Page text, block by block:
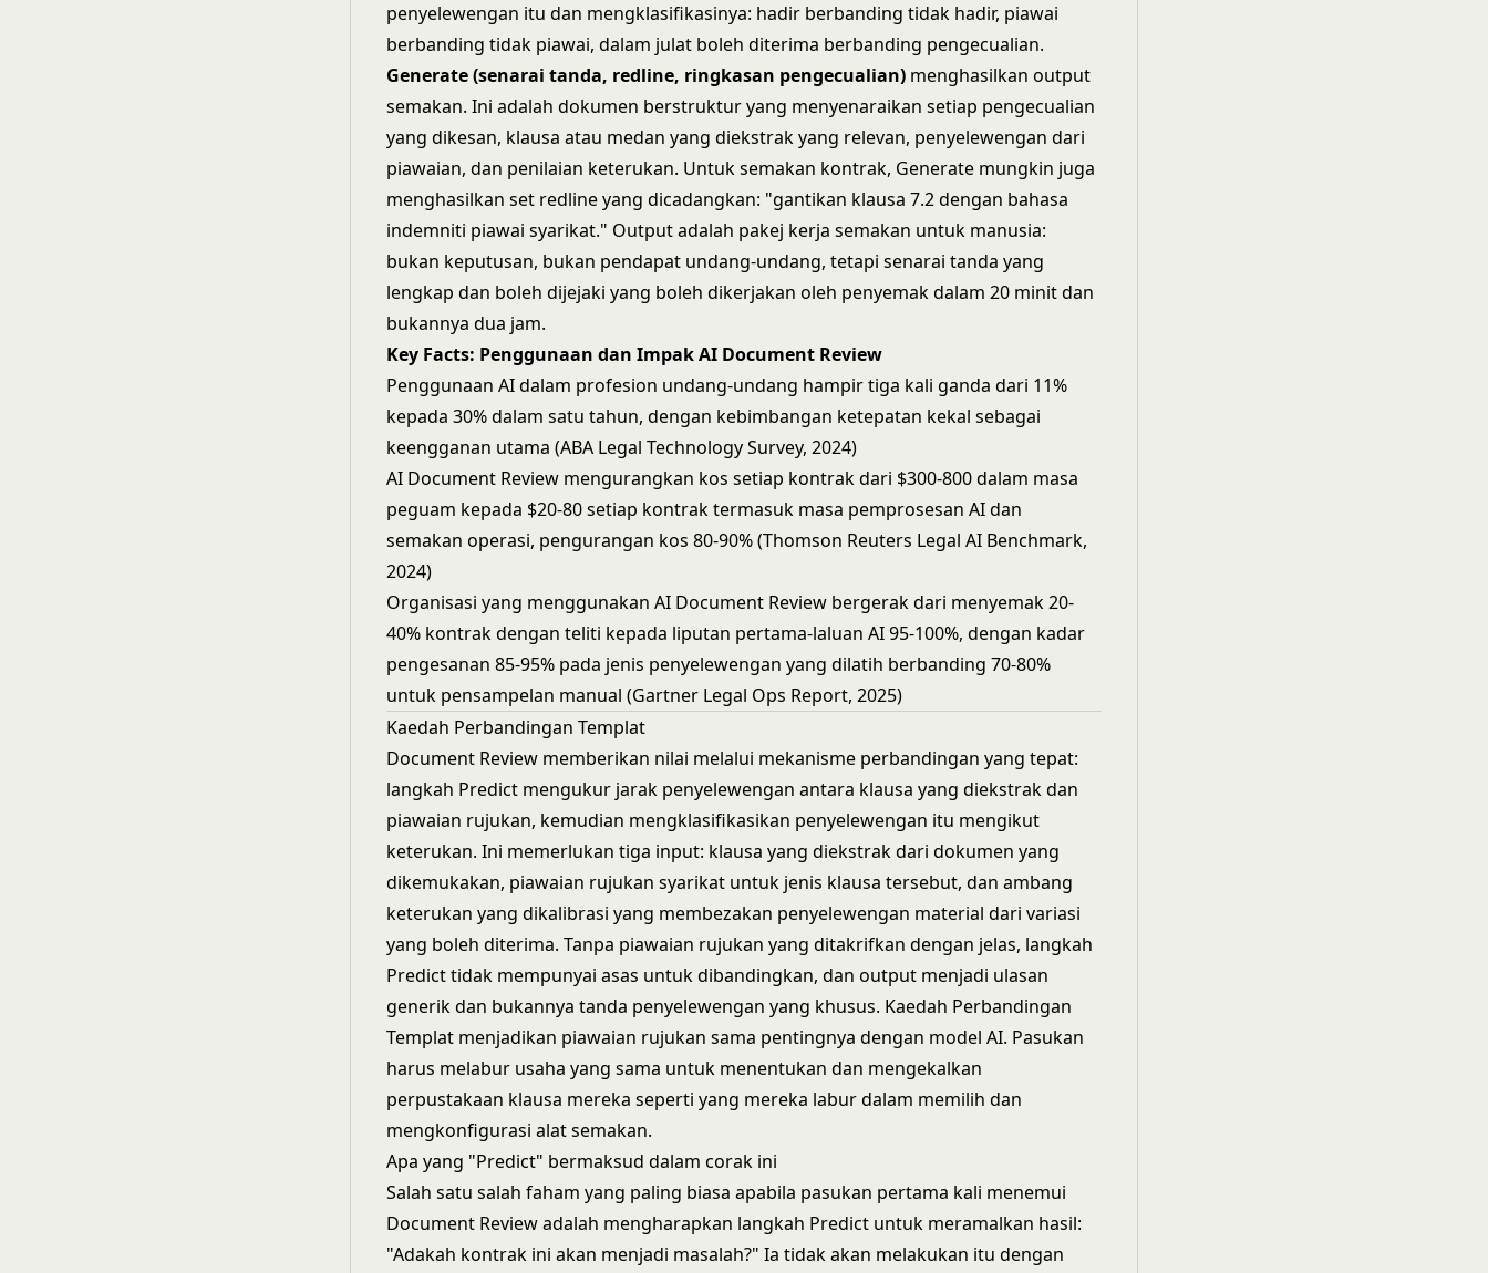
penyelewengan itu dan mengklasifikasinya: hadir berbanding tidak hadir, piawai
berbanding tidak piawai, dalam julat boleh diterima berbanding pengecualian.
Generate (senarai tanda, redline, ringkasan pengecualian) menghasilkan output
semakan. Ini adalah dokumen berstruktur yang menyenaraikan setiap pengecualian
yang dikesan, klausa atau medan yang diekstrak yang relevan, penyelewengan dari
piawaian, dan penilaian keterukan. Untuk semakan kontrak, Generate mungkin juga
menghasilkan set redline yang dicadangkan: "gantikan klausa 7.2 dengan bahasa
indemniti piawai syarikat." Output adalah pakej kerja semakan untuk manusia:
bukan keputusan, bukan pendapat undang-undang, tetapi senarai tanda yang
lengkap dan boleh dijejaki yang boleh dikerjakan oleh penyemak dalam 20 minit dan
bukannya dua jam.
Key Facts: Penggunaan dan Impak AI Document Review
Penggunaan AI dalam profesion undang-undang hampir tiga kali ganda dari 11%
kepada 30% dalam satu tahun, dengan kebimbangan ketepatan kekal sebagai
keengganan utama (ABA Legal Technology Survey, 2024)
AI Document Review mengurangkan kos setiap kontrak dari $300-800 dalam masa
peguam kepada $20-80 setiap kontrak termasuk masa pemprosesan AI dan
semakan operasi, pengurangan kos 80-90% (Thomson Reuters Legal AI Benchmark,
2024)
Organisasi yang menggunakan AI Document Review bergerak dari menyemak 20-
40% kontrak dengan teliti kepada liputan pertama-laluan AI 95-100%, dengan kadar
pengesanan 85-95% pada jenis penyelewengan yang dilatih berbanding 70-80%
untuk pensampelan manual (Gartner Legal Ops Report, 2025)
Kaedah Perbandingan Templat
Document Review memberikan nilai melalui mekanisme perbandingan yang tepat:
langkah Predict mengukur jarak penyelewengan antara klausa yang diekstrak dan
piawaian rujukan, kemudian mengklasifikasikan penyelewengan itu mengikut
keterukan. Ini memerlukan tiga input: klausa yang diekstrak dari dokumen yang
dikemukakan, piawaian rujukan syarikat untuk jenis klausa tersebut, dan ambang
keterukan yang dikalibrasi yang membezakan penyelewengan material dari variasi
yang boleh diterima. Tanpa piawaian rujukan yang ditakrifkan dengan jelas, langkah
Predict tidak mempunyai asas untuk dibandingkan, dan output menjadi ulasan
generik dan bukannya tanda penyelewengan yang khusus. Kaedah Perbandingan
Templat menjadikan piawaian rujukan sama pentingnya dengan model AI. Pasukan
harus melabur usaha yang sama untuk menentukan dan mengekalkan
perpustakaan klausa mereka seperti yang mereka labur dalam memilih dan
mengkonfigurasi alat semakan.
Apa yang "Predict" bermaksud dalam corak ini
Salah satu salah faham yang paling biasa apabila pasukan pertama kali menemui
Document Review adalah mengharapkan langkah Predict untuk meramalkan hasil:
"Adakah kontrak ini akan menjadi masalah?" Ia tidak akan melakukan itu dengan